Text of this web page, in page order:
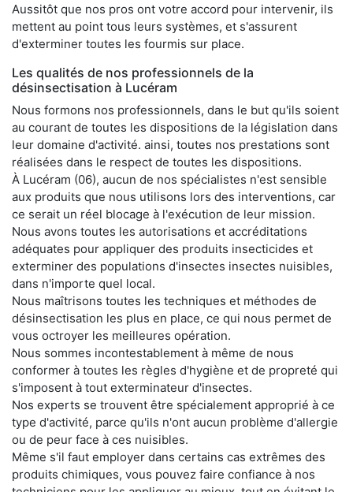
Aussitôt que nos pros ont votre accord pour intervenir, ils
mettent au point tous leurs systèmes, et s'assurent
d'exterminer toutes les fourmis sur place.
Les qualités de nos professionnels de la
désinsectisation à Lucéram
Nous formons nos professionnels, dans le but qu'ils soient
au courant de toutes les dispositions de la législation dans
leur domaine d'activité. ainsi, toutes nos prestations sont
réalisées dans le respect de toutes les dispositions.
À Lucéram (06), aucun de nos spécialistes n'est sensible
aux produits que nous utilisons lors des interventions, car
ce serait un réel blocage à l'exécution de leur mission.
Nous avons toutes les autorisations et accréditations
adéquates pour appliquer des produits insecticides et
exterminer des populations d'insectes insectes nuisibles,
dans n'importe quel local.
Nous maîtrisons toutes les techniques et méthodes de
désinsectisation les plus en place, ce qui nous permet de
vous octroyer les meilleures opération.
Nous sommes incontestablement à même de nous
conformer à toutes les règles d'hygiène et de propreté qui
s'imposent à tout exterminateur d'insectes.
Nos experts se trouvent être spécialement approprié à ce
type d'activité, parce qu'ils n'ont aucun problème d'allergie
ou de peur face à ces nuisibles.
Même s'il faut employer dans certains cas extrêmes des
produits chimiques, vous pouvez faire confiance à nos